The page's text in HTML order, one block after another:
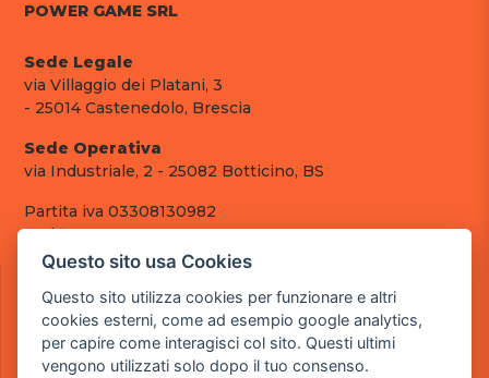
POWER GAME SRL
Sede Legale
via Villaggio dei Platani, 3
- 25014 Castenedolo, Brescia
Sede Operativa
via Industriale, 2 - 25082 Botticino, BS
Partita iva 03308130982
Cod. SDI: RMRCWXR
CONTATTI
e-mail: info@powergame.it
tel.: +39 030 376 2377
tel.: +39 030 336 6259
pec: powergamesrl@legalmail.it
Questo sito usa Cookies
Questo sito utilizza cookies per funzionare e altri
cookies esterni, come ad esempio google analytics,
per capire come interagisci col sito. Questi ultimi
vengono utilizzati solo dopo il tuo consenso.